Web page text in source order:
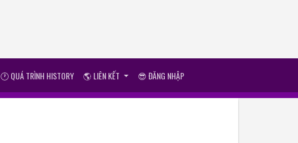
🕐 QUÁ TRÌNH HISTORY 🌎 LIÊN KẾT 😎 ĐĂNG NHẬP